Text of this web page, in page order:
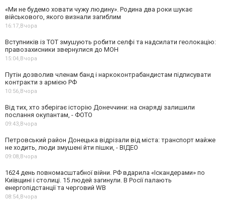
«Ми не будемо ховати чужу людину». Родина два роки шукає
військового, якого визнали загиблим
16:17,Вчора
Вступників із ТОТ змушують робити селфі та надсилати геолокацію:
правозахисники звернулися до МОН
15:04,Вчора
Путін дозволив членам банд і наркоконтрабандистам підписувати
контракти з армією РФ
10:56,Вчора
Від тих, хто зберігає історію Донеччини: на снаряді залишили
послання окупантам, - ФОТО
09:43,Вчора
Петровський район Донецька відрізали від міста: транспорт майже
не ходить, люди змушені йти пішки, - ВІДЕО
09:08,Вчора
1624 день повномасштабної війни. РФ вдарила «Іскандерами» по
Київщині і столиці. 15 людей загинули. В Росії палають
енергопідстанції та черговий WB
08:54,Вчора